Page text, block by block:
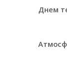
Днем